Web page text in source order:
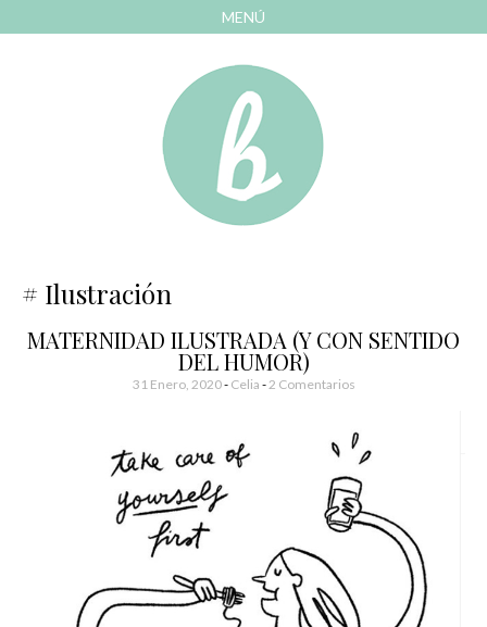
MENÚ
Bonitismos
Ilustración
MATERNIDAD ILUSTRADA (Y CON SENTIDO
DEL HUMOR)
31 Enero, 2020- Celia 2 Comentarios